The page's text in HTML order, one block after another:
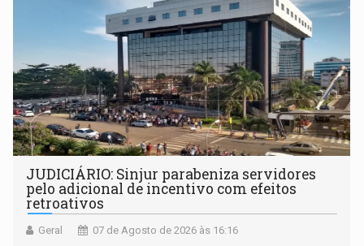
JUDICIÁRIO: Sinjur parabeniza servidores
pelo adicional de incentivo com efeitos
retroativos
Geral 07 de Agosto de 2026 às 16:16